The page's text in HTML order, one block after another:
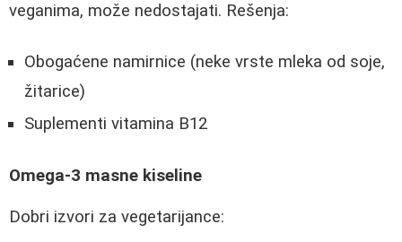
veganima, može nedostajati. Rešenja:
Obogaćene namirnice (neke vrste mleka od soje,
žitarice)
Suplementi vitamina B12
Omega-3 masne kiseline
Dobri izvori za vegetarijance: